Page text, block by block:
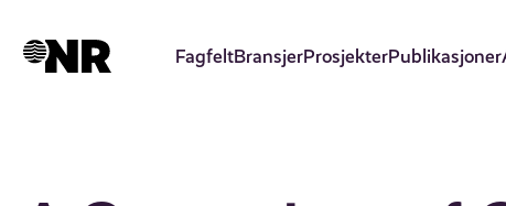
hovedinnhold
FagfeltBransjerProsjekterPublikasjoner